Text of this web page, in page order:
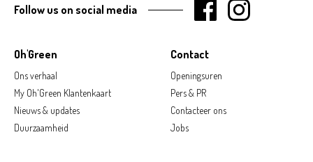
Oh'Green
Ons verhaal
My Oh'Green Klantenkaart
Nieuws & updates
Duurzaamheid
Contact
Openingsuren
Pers & PR
Contacteer ons
Jobs
Follow us on social media